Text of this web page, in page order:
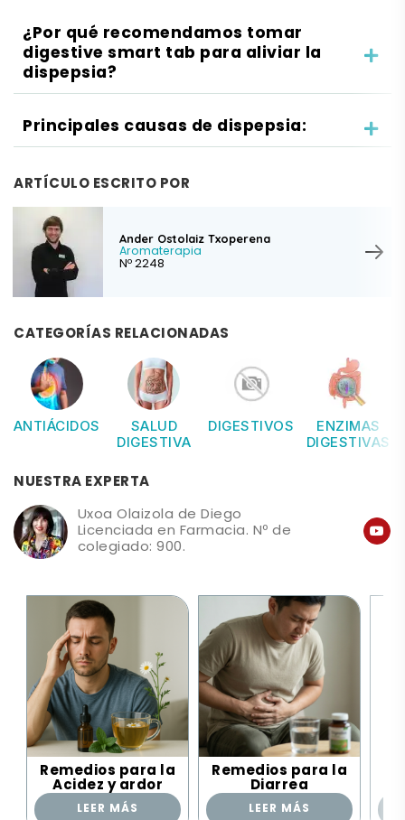
¿Por qué recomendamos tomar
digestive smart tab para aliviar la
dispepsia?
Principales causas de dispepsia:
ARTÍCULO ESCRITO POR
Ander Ostolaiz Txoperena
Aromaterapia
Nº 2248
CATEGORÍAS RELACIONADAS
ANTIÁCIDOS
SALUD
DIGESTIVA
DIGESTIVOS
ENZIMAS
DIGESTIVAS
NUESTRA EXPERTA
Uxoa Olaizola de Diego
Licenciada en Farmacia. Nº de
colegiado: 900.
Remedios para la
Acidez y ardor
LEER MÁS
Remedios para la
Diarrea
LEER MÁS